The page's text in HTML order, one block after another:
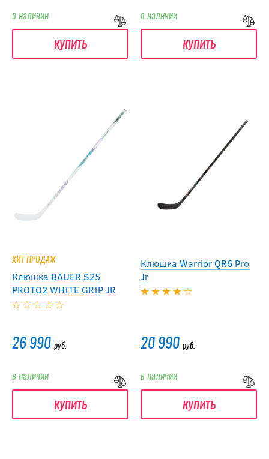
в наличии
купить
в наличии
купить
ХИТ ПРОДАЖ
Клюшка BAUER S25
PROTO2 WHITE GRIP JR
26 990 руб.
в наличии
купить
Клюшка Warrior QR6 Pro
Jr
20 990 руб.
в наличии
купить